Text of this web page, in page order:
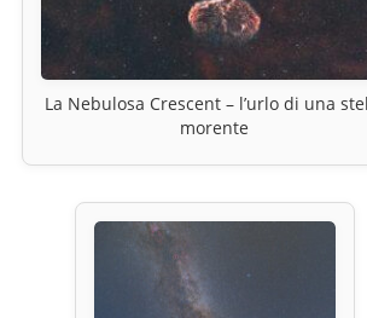
La Nebulosa Crescent – l’urlo di una
morente